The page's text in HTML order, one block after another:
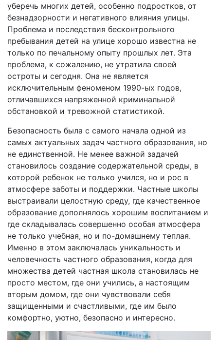
уберечь многих детей, особенно подростков, от
безнадзорности и негативного влияния улицы.
Проблема и последствия бесконтрольного
пребывания детей на улице хорошо известна не
только по печальному опыту прошлых лет. Эта
проблема, к сожалению, не утратила своей
остроты и сегодня. Она не является
исключительным феноменом 1990-ых годов,
отличавшихся напряженной криминальной
обстановкой и тревожной статистикой.
Безопасность была с самого начала одной из
самых актуальных задач частного образования, но
не единственной. Не менее важной задачей
становилось создание содержательной среды, в
которой ребенок не только учился, но и рос в
атмосфере заботы и поддержки. Частные школы
выстраивали целостную среду, где качественное
образование дополнялось хорошим воспитанием и
где складывалась совершенно особая атмосфера
не только учебная, но и по-домашнему теплая.
Именно в этом заключалась уникальность и
человечность частного образования, когда для
множества детей частная школа становилась не
просто местом, где они учились, а настоящим
вторым домом, где они чувствовали себя
защищенными и счастливыми, где им было
комфортно, уютно, безопасно и интересно.